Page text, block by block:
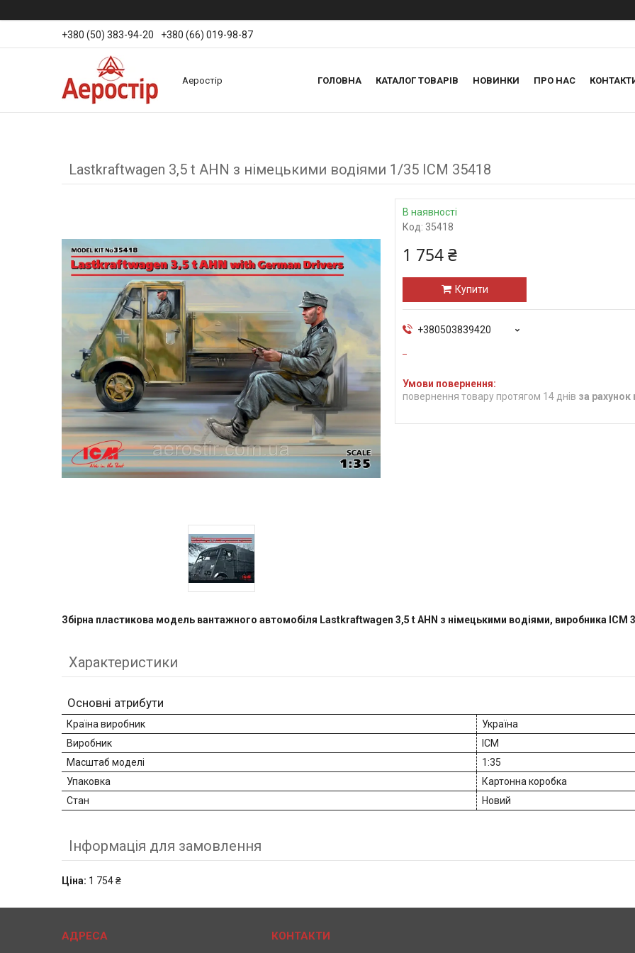
+380 (50) 383-94-20 +380 (66) 019-98-87
Аеростір ГОЛОВНА КАТАЛОГ ТОВАРІВ НОВИНКИ ПРО НАС
Lastkraftwagen 3,5 t AHN з німецькими водіями 1/35 ICM 35418
В наявності
Код: 35418
1 754 ₴
Купити
+380503839420
повернення товару протягом 14 днів за рахунок
Збірна пластикова модель вантажного автомобіля Lastkraftwagen 3,5 t AHN з німецькими водіями, виробника ICM
Характеристики
Основні атрибути
Країна виробник
Україна
Виробник
ICM
Масштаб моделі
1:35
Упаковка
Картонна коробка
Стан
Новий
Інформація для замовлення
Ціна: 1 754 ₴